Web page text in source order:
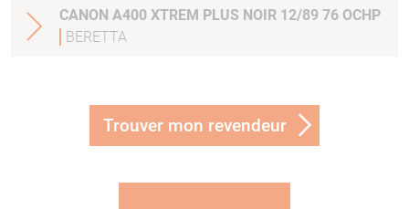
CANON A400 XTREM PLUS NOIR 12/89 76 OCHP
BERETTA
Trouver mon revendeur